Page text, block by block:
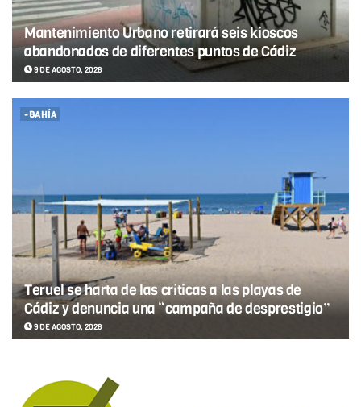
Mantenimiento Urbano retirará seis kioscos
abandonados de diferentes puntos de Cádiz
9 DE AGOSTO, 2026
-BAHÍA
Teruel se harta de las críticas a las playas de
Cádiz y denuncia una “campaña de desprestigio”
9 DE AGOSTO, 2026